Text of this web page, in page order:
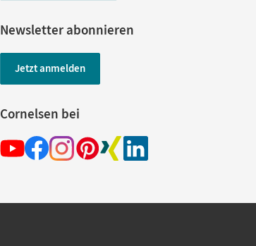
Newsletter abonnieren
Jetzt anmelden
Cornelsen bei